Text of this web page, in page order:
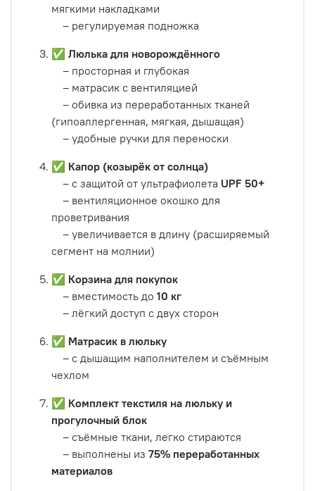
мягкими накладками
– регулируемая подножка
✅ Люлька для новорождённого
– просторная и глубокая
– матрасик с вентиляцией
– обивка из переработанных тканей
(гипоаллергенная, мягкая, дышащая)
– удобные ручки для переноски
✅ Капор (козырёк от солнца)
– с защитой от ультрафиолета UPF 50+
– вентиляционное окошко для
проветривания
– увеличивается в длину (расширяемый
сегмент на молнии)
✅ Корзина для покупок
– вместимость до 10 кг
– лёгкий доступ с двух сторон
✅ Матрасик в люльку
– с дышащим наполнителем и съёмным
чехлом
✅ Комплект текстиля на люльку и
прогулочный блок
– съёмные ткани, легко стираются
– выполнены из 75% переработанных
материалов